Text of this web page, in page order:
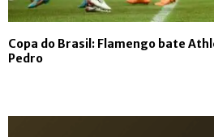
Copa do Brasil: Flamengo bate
Pedro